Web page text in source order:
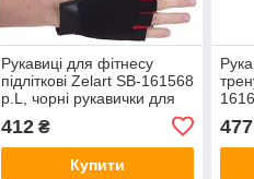
Рукавиці для фітнесу
підліткові Zelart SB-161568
р.L, чорні рукавички для
412₴
Купити
477